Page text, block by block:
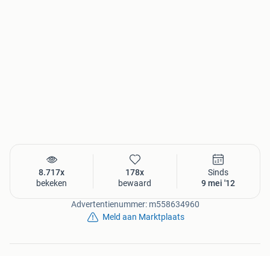
8.717x
bekeken
178x
bewaard
Sinds
9 mei '12
Advertentienummer: m558634960
Meld aan Marktplaats